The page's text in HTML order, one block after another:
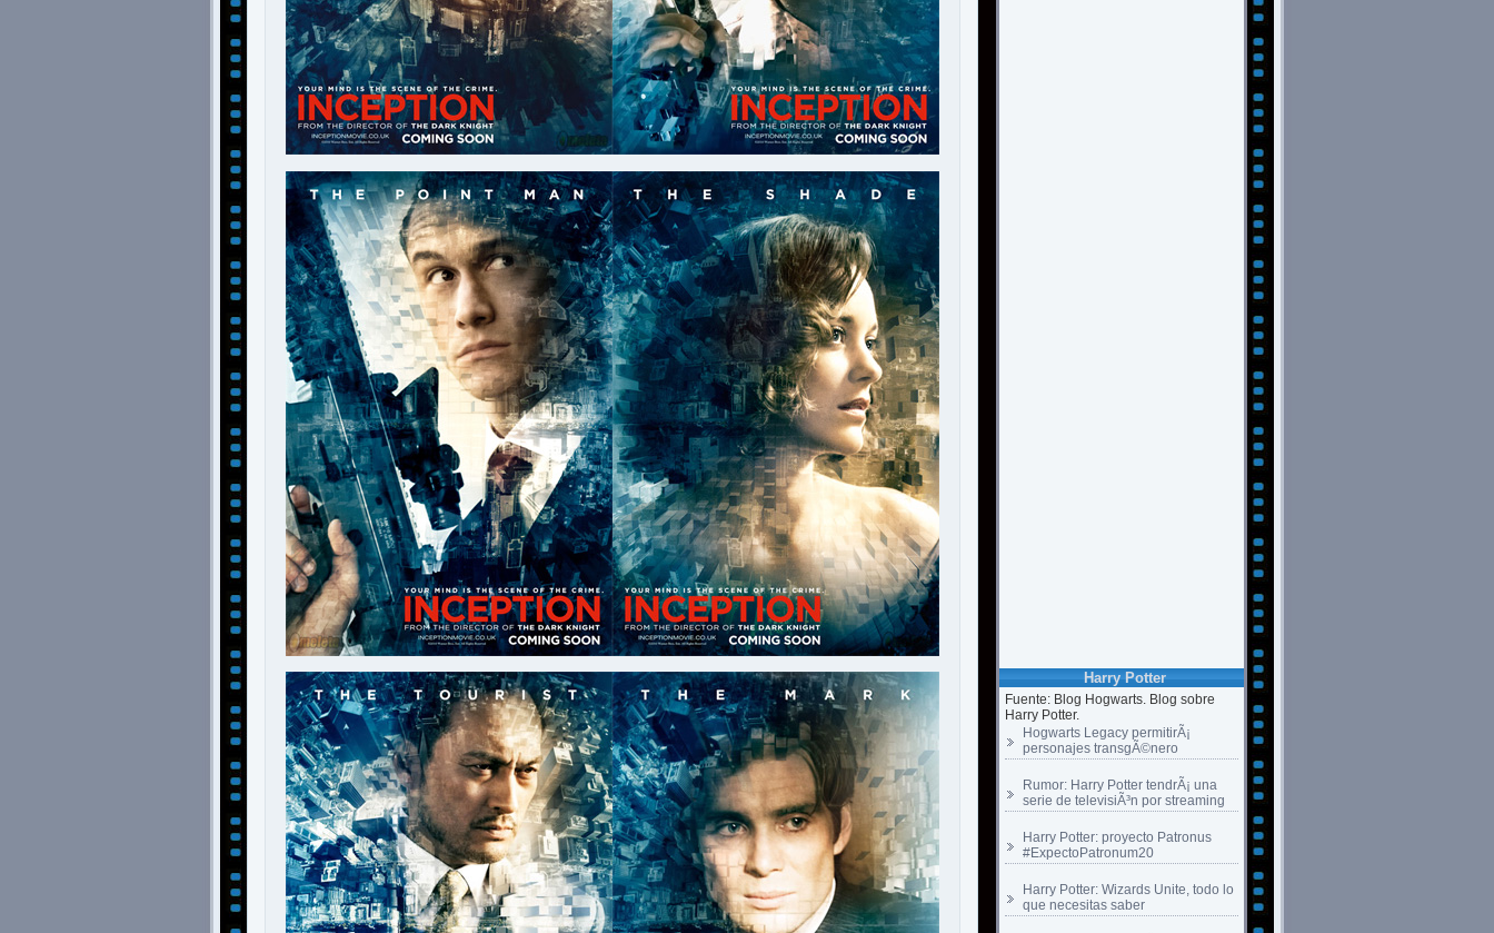
Harry Potter
Fuente: Blog Hogwarts. Blog sobre
Harry Potter.
Hogwarts Legacy permitirÃ¡
personajes transgÃ©nero
Rumor: Harry Potter tendrÃ¡ una
serie de televisiÃ³n por streaming
Harry Potter: proyecto Patronus
#ExpectoPatronum20
Harry Potter: Wizards Unite, todo lo
que necesitas saber